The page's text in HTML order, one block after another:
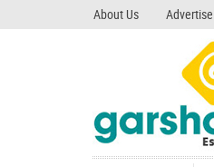
About Us Advertise
garshom.com